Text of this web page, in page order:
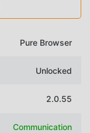
Pure Browser
Unlocked
2.0.55
Communication